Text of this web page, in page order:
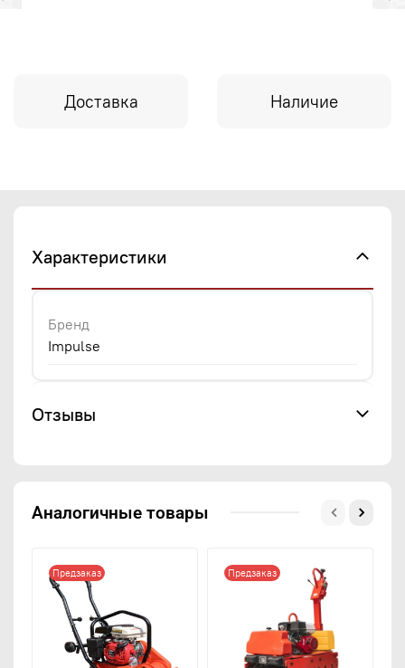
Доставка Наличие
Характеристики
Бренд
Impulse
Отзывы
Аналогичные товары
Предзаказ Предзаказ